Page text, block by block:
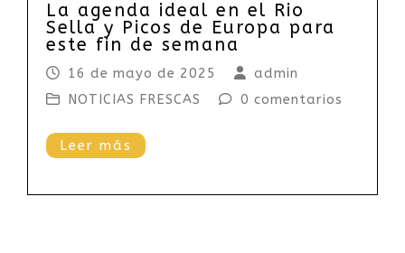
La agenda ideal en el Rio
Sella y Picos de Europa para
este fin de semana
16 de mayo de 2025
admin
NOTICIAS FRESCAS
0 comentarios
Leer más